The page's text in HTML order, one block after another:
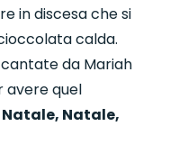
in discesa che si
calda.
da Mariah
avere quel
Natale, Natale,